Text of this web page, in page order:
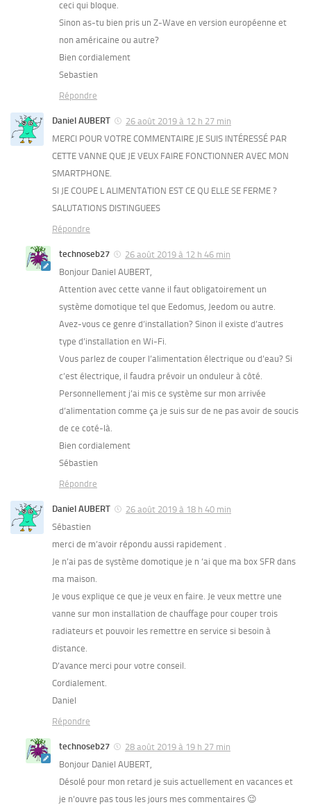
ceci qui bloque.
Sinon as-tu bien pris un Z-Wave en version européenne et
non américaine ou autre?
Bien cordialement
Sebastien
Répondre
Daniel AUBERT
26 août 2019 à 12 h 27 min
MERCI POUR VOTRE COMMENTAIRE JE SUIS INTÉRESSÉ PAR
CETTE VANNE QUE JE VEUX FAIRE FONCTIONNER AVEC MON
SMARTPHONE.
SI JE COUPE L ALIMENTATION EST CE QU ELLE SE FERME ?
SALUTATIONS DISTINGUEES
Répondre
technoseb27
26 août 2019 à 12 h 46 min
Bonjour Daniel AUBERT,
Attention avec cette vanne il faut obligatoirement un
système domotique tel que Eedomus, Jeedom ou autre.
Avez-vous ce genre d’installation? Sinon il existe d’autres
type d’installation en Wi-Fi.
Vous parlez de couper l’alimentation électrique ou d’eau? Si
c’est électrique, il faudra prévoir un onduleur à côté.
Personnellement j’ai mis ce système sur mon arrivée
d’alimentation comme ça je suis sur de ne pas avoir de soucis
de ce coté-là.
Bien cordialement
Sébastien
Répondre
Daniel AUBERT
26 août 2019 à 18 h 40 min
Sébastien
merci de m’avoir répondu aussi rapidement .
Je n’ai pas de système domotique je n ‘ai que ma box SFR dans
ma maison.
Je vous explique ce que je veux en faire. Je veux mettre une
vanne sur mon installation de chauffage pour couper trois
radiateurs et pouvoir les remettre en service si besoin à
distance.
D’avance merci pour votre conseil.
Cordialement.
Daniel
Répondre
technoseb27
28 août 2019 à 19 h 27 min
Bonjour Daniel AUBERT,
Désolé pour mon retard je suis actuellement en vacances et
je n’ouvre pas tous les jours mes commentaires 😉